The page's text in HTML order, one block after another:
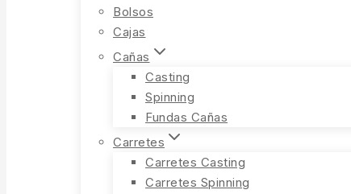
Bolsos
Cajas
Cañas
Casting
Spinning
Fundas Cañas
Carretes
Carretes Casting
Carretes Spinning